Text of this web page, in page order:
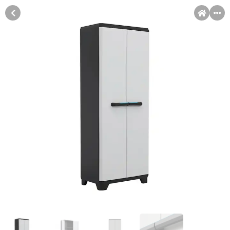
Sve je lakše kad se podijeli!